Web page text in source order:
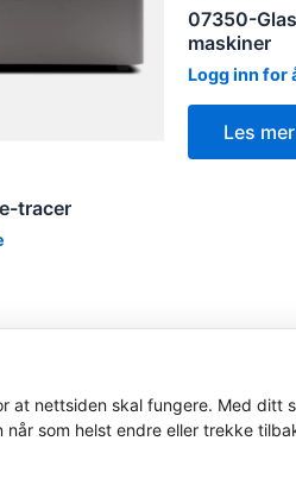
tracer
07350-
maskiner
Logg inn for
Les mer
at nettsiden skal fungere. Med ditt
som helst endre eller trekke